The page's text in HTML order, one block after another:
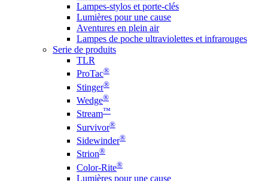
Lampes-stylos et porte-clés
Lumières pour une cause
Aventures en plein air
Lampes de poche ultraviolettes et infrarouges
Serie de produits
TLR
ProTac®
Stinger®
Wedge®
Stream™
Survivor®
Sidewinder®
Strion®
Color-Rite®
Lumières pour une cause